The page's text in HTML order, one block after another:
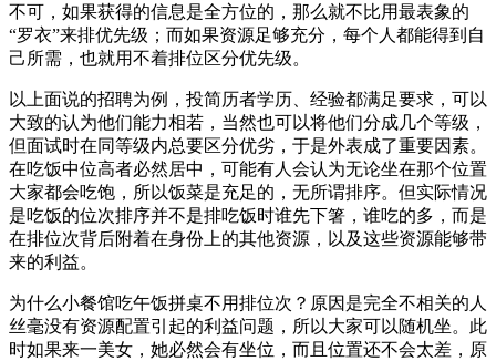
不可，如果获得的信息是全方位的，那么就不比用最表象的
“罗衣”来排优先级；而如果资源足够充分，每个人都能得到自
己所需，也就用不着排位区分优先级。
以上面说的招聘为例，投简历者学历、经验都满足要求，可以
大致的认为他们能力相若，当然也可以将他们分成几个等级，
但面试时在同等级内总要区分优劣，于是外表成了重要因素。
在吃饭中位高者必然居中，可能有人会认为无论坐在那个位置
大家都会吃饱，所以饭菜是充足的，无所谓排序。但实际情况
是吃饭的位次排序并不是排吃饭时谁先下箸，谁吃的多，而是
在排位次背后附着在身份上的其他资源，以及这些资源能够带
来的利益。
为什么小餐馆吃午饭拼桌不用排位次？原因是完全不相关的人
丝毫没有资源配置引起的利益问题，所以大家可以随机坐。此
时如果来一美女，她必然会有坐位，而且位置还不会太差，原